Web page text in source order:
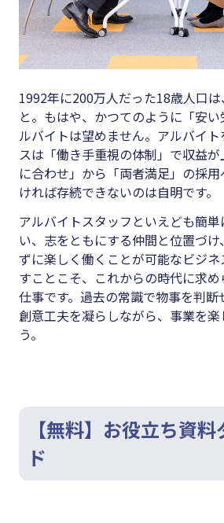
1992年に200万人だった18歳人口
と。もはや、かつてのように「安
ルバイトは望めません。アルバイ
スは「働き手重視の体制」で収益
に合わせ」から「両者満足」の採
ければ存続できないのは自明です。
アルバイトスタッフといえども簡
い、志をともにする仲間と位置づ
ずに楽しく働くことが可能なビジ
すことこそ、これからの時代に求
仕事です。過去の常識で物事を判断
創意工夫を凝らしながら、事業を楽
う。
【無料】お役立ち資
ド